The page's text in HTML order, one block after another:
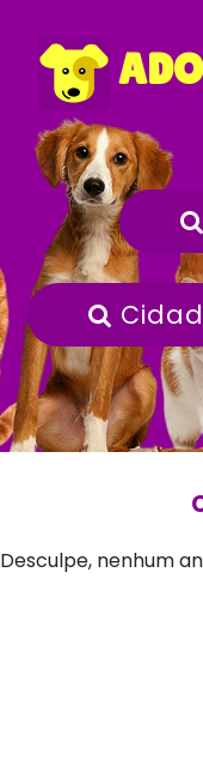
Desculpe, nenhum